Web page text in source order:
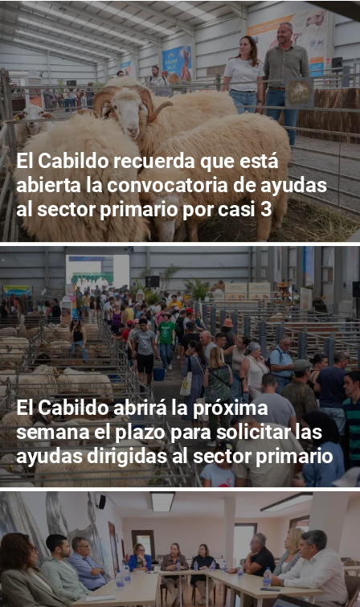
El Cabildo recuerda que está
abierta la convocatoria de ayudas
al sector primario por casi 3
millones de euros
El Cabildo abrirá la próxima
semana el plazo para solicitar las
ayudas dirigidas al sector primario